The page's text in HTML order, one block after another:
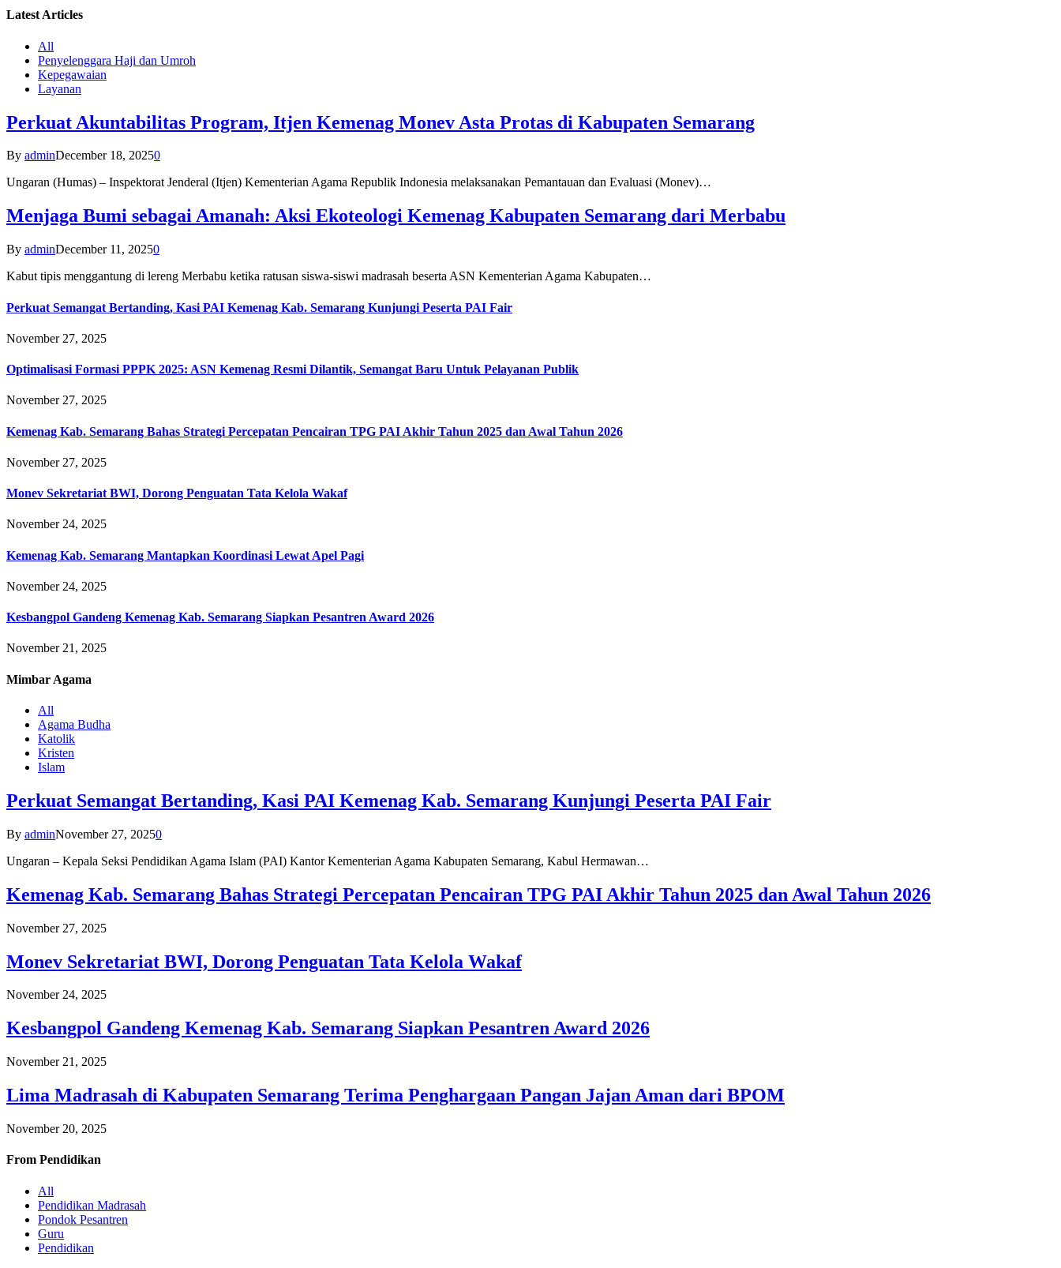
Latest Articles
All
Penyelenggara Haji dan Umroh
Kepegawaian
Layanan
Perkuat Akuntabilitas Program, Itjen Kemenag Monev Asta Protas di Kabupaten Semarang
By adminDecember 18, 20250
Ungaran (Humas) – Inspektorat Jenderal (Itjen) Kementerian Agama Republik Indonesia melaksanakan Pemantauan dan Evaluasi (Monev)…
Menjaga Bumi sebagai Amanah: Aksi Ekoteologi Kemenag Kabupaten Semarang dari Merbabu
By adminDecember 11, 20250
Kabut tipis menggantung di lereng Merbabu ketika ratusan siswa-siswi madrasah beserta ASN Kementerian Agama Kabupaten…
Perkuat Semangat Bertanding, Kasi PAI Kemenag Kab. Semarang Kunjungi Peserta PAI Fair
November 27, 2025
Optimalisasi Formasi PPPK 2025: ASN Kemenag Resmi Dilantik, Semangat Baru Untuk Pelayanan Publik
November 27, 2025
Kemenag Kab. Semarang Bahas Strategi Percepatan Pencairan TPG PAI Akhir Tahun 2025 dan Awal Tahun 2026
November 27, 2025
Monev Sekretariat BWI, Dorong Penguatan Tata Kelola Wakaf
November 24, 2025
Kemenag Kab. Semarang Mantapkan Koordinasi Lewat Apel Pagi
November 24, 2025
Kesbangpol Gandeng Kemenag Kab. Semarang Siapkan Pesantren Award 2026
November 21, 2025
Mimbar Agama
All
Agama Budha
Katolik
Kristen
Islam
Perkuat Semangat Bertanding, Kasi PAI Kemenag Kab. Semarang Kunjungi Peserta PAI Fair
By adminNovember 27, 20250
Ungaran – Kepala Seksi Pendidikan Agama Islam (PAI) Kantor Kementerian Agama Kabupaten Semarang, Kabul Hermawan…
Kemenag Kab. Semarang Bahas Strategi Percepatan Pencairan TPG PAI Akhir Tahun 2025 dan Awal Tahun 2026
November 27, 2025
Monev Sekretariat BWI, Dorong Penguatan Tata Kelola Wakaf
November 24, 2025
Kesbangpol Gandeng Kemenag Kab. Semarang Siapkan Pesantren Award 2026
November 21, 2025
Lima Madrasah di Kabupaten Semarang Terima Penghargaan Pangan Jajan Aman dari BPOM
November 20, 2025
From Pendidikan
All
Pendidikan Madrasah
Pondok Pesantren
Guru
Pendidikan